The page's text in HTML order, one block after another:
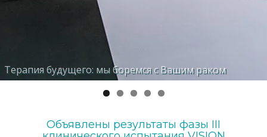
Терапия будущего: мы боремся с Вашим раком
Молекулярная внутренняя радионуклидная терапия
Индивидуально подобранное планирование терапии
Высокоспецифические лиганды биомаркеров для
Ваших нужд
Индивидуально подобранное лечение всемирно
известными экспертами
Объявлены результаты фазы III